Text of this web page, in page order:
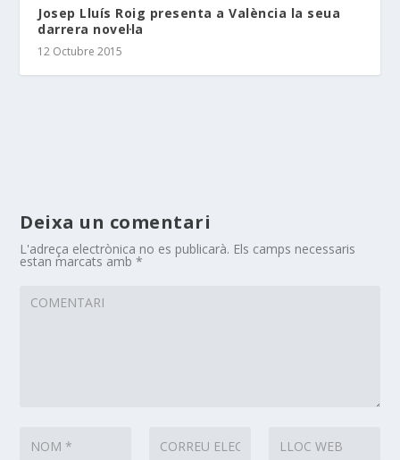
Josep Lluís Roig presenta a València la seua
darrera novel·la
12 Octubre 2015
Deixa un comentari
L'adreça electrònica no es publicarà. Els camps necessaris
estan marcats amb*